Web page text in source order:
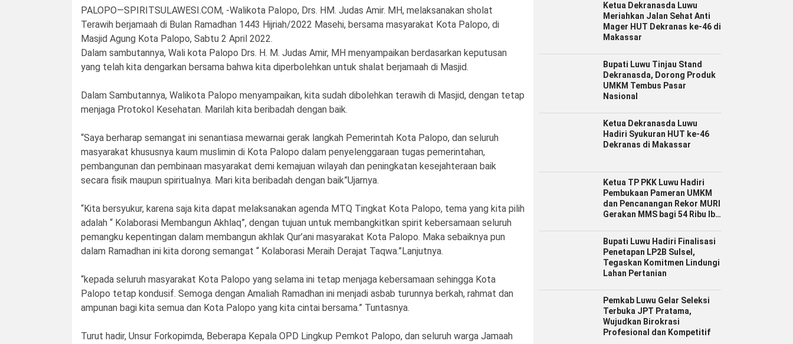
PALOPO—SPIRITSULAWESI.COM, -Walikota Palopo, Drs. HM. Judas Amir. MH, melaksanakan sholat
Terawih berjamaah di Bulan Ramadhan 1443 Hijriah/2022 Masehi, bersama masyarakat Kota Palopo, di
Masjid Agung Kota Palopo, Sabtu 2 April 2022.
Dalam sambutannya, Wali kota Palopo Drs. H. M. Judas Amir, MH menyampaikan berdasarkan keputusan
yang telah kita dengarkan bersama bahwa kita diperbolehkan untuk shalat berjamaah di Masjid.
Dalam Sambutannya, Walikota Palopo menyampaikan, kita sudah dibolehkan terawih di Masjid, dengan tetap
menjaga Protokol Kesehatan. Marilah kita beribadah dengan baik.
“Saya berharap semangat ini senantiasa mewarnai gerak langkah Pemerintah Kota Palopo, dan seluruh
masyarakat khususnya kaum muslimin di Kota Palopo dalam penyelenggaraan tugas pemerintahan,
pembangunan dan pembinaan masyarakat demi kemajuan wilayah dan peningkatan kesejahteraan baik
secara fisik maupun spiritualnya. Mari kita beribadah dengan baik”Ujarnya.
“Kita bersyukur, karena saja kita dapat melaksanakan agenda MTQ Tingkat Kota Palopo, tema yang kita pilih
adalah “ Kolaborasi Membangun Akhlaq”, dengan tujuan untuk membangkitkan spirit kebersamaan seluruh
pemangku kepentingan dalam membangun akhlak Qur’ani masyarakat Kota Palopo. Maka sebaiknya pun
dalam Ramadhan ini kita dorong semangat “ Kolaborasi Meraih Derajat Taqwa.”Lanjutnya.
“kepada seluruh masyarakat Kota Palopo yang selama ini tetap menjaga kebersamaan sehingga Kota
Palopo tetap kondusif. Semoga dengan Amaliah Ramadhan ini menjadi asbab turunnya berkah, rahmat dan
ampunan bagi kita semua dan Kota Palopo yang kita cintai bersama.” Tuntasnya.
Turut hadir, Unsur Forkopimda, Beberapa Kepala OPD Lingkup Pemkot Palopo, dan seluruh warga Jamaah
Ketua Dekranasda Luwu
Meriahkan Jalan Sehat Anti
Mager HUT Dekranas ke-46 di
Makassar
Bupati Luwu Tinjau Stand
Dekranasda, Dorong Produk
UMKM Tembus Pasar
Nasional
Ketua Dekranasda Luwu
Hadiri Syukuran HUT ke-46
Dekranas di Makassar
Ketua TP PKK Luwu Hadiri
Pembukaan Pameran UMKM
dan Pencanangan Rekor MURI
Gerakan MMS bagi 54 Ribu Ibu
Bupati Luwu Hadiri Finalisasi
Penetapan LP2B Sulsel,
Tegaskan Komitmen Lindungi
Lahan Pertanian
Pemkab Luwu Gelar Seleksi
Terbuka JPT Pratama,
Wujudkan Birokrasi
Profesional dan Kompetitif